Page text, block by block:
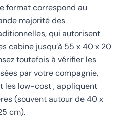
format correspond au
majorité des
qui autorisent
cabine jusqu’à 55 x 40 x 20
toutefois à vérifier les
par votre compagnie,
les low-cost , appliquent
(souvent autour de 40 x
cm).